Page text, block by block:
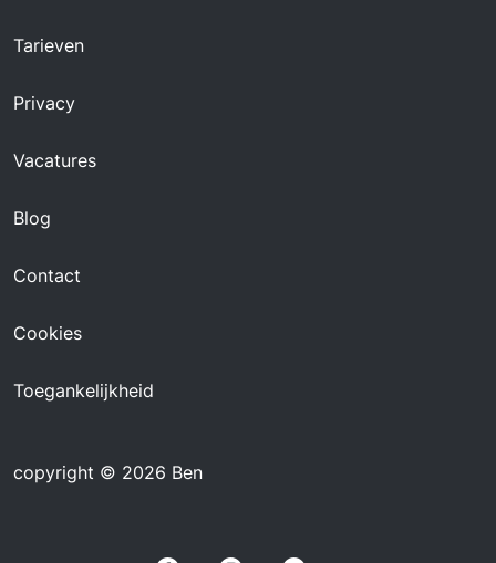
Tarieven
Privacy
Vacatures
Blog
Contact
Cookies
Toegankelijkheid
copyright © 2026 Ben